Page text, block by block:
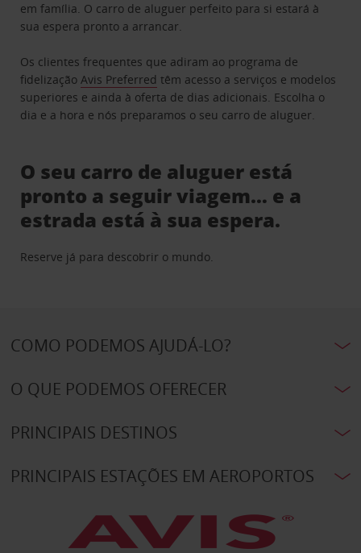
em família. O carro de aluguer perfeito para si estará à
sua espera pronto a arrancar.
Os clientes frequentes que adiram ao programa de
fidelizaçãoAvis Preferred têm acesso a serviços e modelos
superiores e ainda à oferta de dias adicionais. Escolha o
dia e a hora e nós preparamos o seu carro de aluguer.
O seu carro de aluguer está
pronto a seguir viagem… e a
estrada está à sua espera.
Reserve já para descobrir o mundo.
COMO PODEMOS AJUDÁ-LO?
O QUE PODEMOS OFERECER
PRINCIPAIS DESTINOS
PRINCIPAIS ESTAÇÕES EM AEROPORTOS